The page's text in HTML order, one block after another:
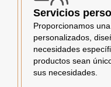
Servicios
Proporcionamos
personalizados,
necesidades
productos sean
sus necesidades.